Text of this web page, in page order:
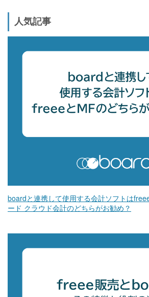
人気記事
boardと連携して使用する会計ソフトは
ード クラウド会計のどちらがお勧め？